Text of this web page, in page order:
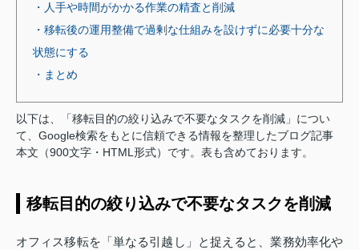
・人手や時間がかかる作業の精査と削減
・移転後の運用整備で過剰な仕組みを設けずに必要十分な
状態にする
・まとめ
以下は、「移転目的の絞り込みで不要なタスクを削減」につい
て、Google検索をもとに信頼できる情報を整理したブログ記事
本文（900文字・HTML形式）です。表も含めております。
移転目的の絞り込みで不要なタスクを削減
オフィス移転を「単なる引越し」と捉えると、業務効率化や